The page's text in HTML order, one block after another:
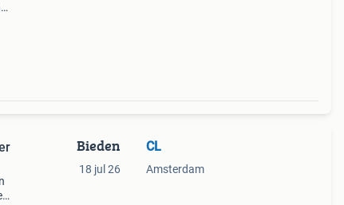
Bieden
18 jul 26
CL
Amsterdam